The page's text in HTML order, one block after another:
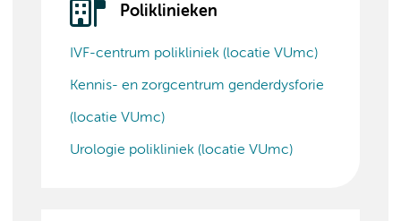
Poliklinieken
IVF-centrum polikliniek (locatie VUmc)
Kennis- en zorgcentrum genderdysforie
(locatie VUmc)
Urologie polikliniek (locatie VUmc)